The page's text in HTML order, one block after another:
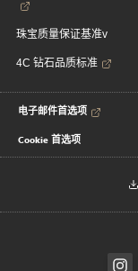
珠宝质量保证基准v
4C 钻石品质标准
电子邮件首选项
Cookie 首选项